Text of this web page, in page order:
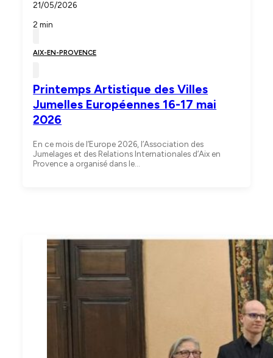
21/05/2026
2 min
AIX-EN-PROVENCE
Printemps Artistique des Villes
Jumelles Européennes 16-17 mai
2026
En ce mois de l’Europe 2026, l’Association des
Jumelages et des Relations Internationales d’Aix en
Provence a organisé dans le…